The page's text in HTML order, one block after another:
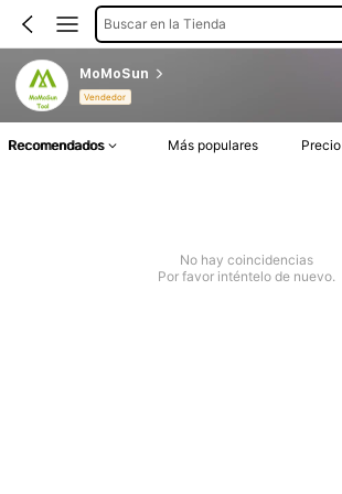
Buscar en la Tienda
MoMoSun
Vendedor
Recomendados Más populares Precio
No hay coincidencias
Por favor inténtelo de nuevo.